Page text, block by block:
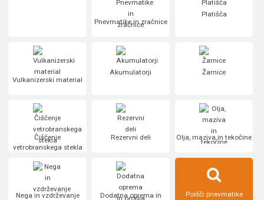
Pnevmatike in zračnice
Platišča
Vulkanizerski material
Akumulatorji Žarnice
Čiščenje
vetrobranskega stekla
Rezervni deli Olja, maziva in tekočine
Nega in vzdrževanje
Dodatna oprema in
Poišči pnevmatike